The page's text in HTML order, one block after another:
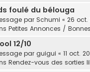
foulé du bélouga
par Schumi « 26 oct.
Petites Annonces /
12/10
par guigui « 11 oct.
Rendez-vous des sorties